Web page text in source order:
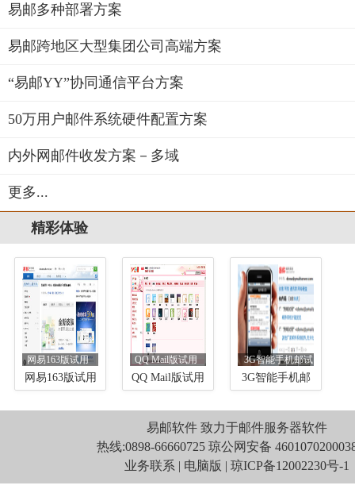
易邮多种部署方案
易邮跨地区大型集团公司高端方案
“易邮YY”协同通信平台方案
50万用户邮件系统硬件配置方案
内外网邮件收发方案－多域
更多...
精彩体验
网易163版试用
网易163版试用
QQ Mail版试用
QQ Mail版试用
3G智能手机邮试
用
3G智能手机邮
易邮软件 致力于邮件服务器软件
热线:0898-66660725 琼公网安备
业务联系 | 电脑版 | 琼ICP备12002230号-1